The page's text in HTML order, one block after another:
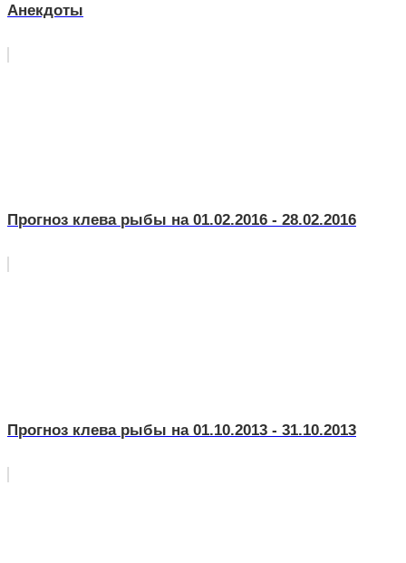
Анекдоты
Прогноз клева рыбы на 01.02.2016 - 28.02.2016
Прогноз клева рыбы на 01.10.2013 - 31.10.2013